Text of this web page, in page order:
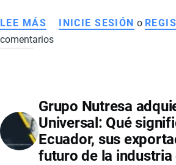
LEE MÁS SOBRE
AUTOS
EL
MERCADO
VIVE
UN
INICIE SESIÓN o
comentarios
Grupo Nutresa
Universal: Qué
Ecuador, sus
futuro de la